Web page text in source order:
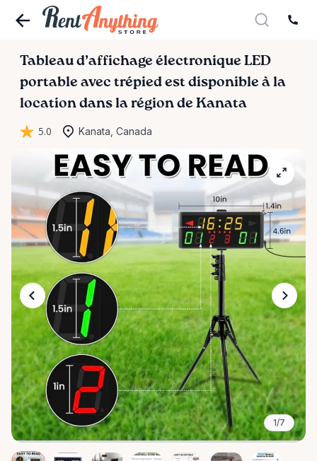
Tableau d’affichage électronique LED
portable avec trépied est disponible à la
location dans la région de Kanata
5.0 Kanata, Canada
1/7